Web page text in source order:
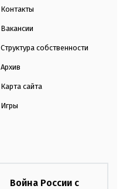
Контакты
Вакансии
Структура собственности
Архив
Карта сайта
Игры
Война России с